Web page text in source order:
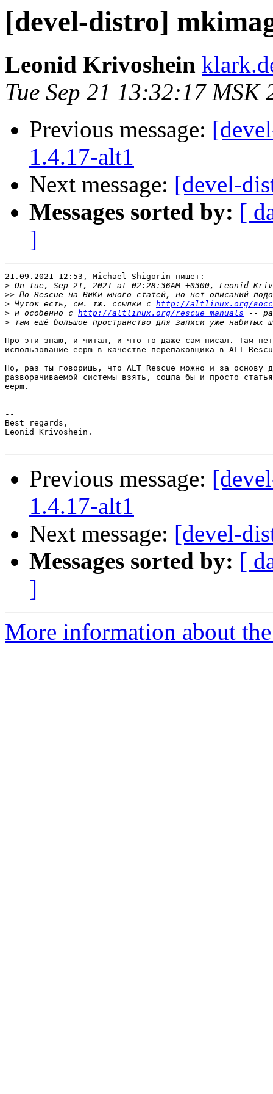
[devel-distro]
Leonid Krivoshein
Tue Sep 21 13:32:17 MSK
Previous message:
1.4.17-alt1
Next message: [devel-
Messages sorted by: [
]
21.09.2021 12:53, Michael Shigorin пишет:
>
>>
> Чуток есть, см. тж. ссылки с http://altlinux.org/
> и особенно с http://altlinux.org/rescue_manuals
>
Про эти знаю, и читал, и что-то даже сам писал. Там
использование eepm в качестве перепаковщика в ALT
Но, раз ты говоришь, что ALT Rescue можно и за основу
разворачиваемой системы взять, сошла бы и просто
eepm.
--
Best regards,
Leonid Krivoshein.
Previous message:
1.4.17-alt1
Next message: [devel-
Messages sorted by: [
]
More information about